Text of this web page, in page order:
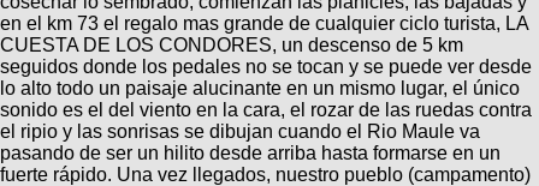
en el km 73 el regalo mas grande de cualquier ciclo turista, LA
CUESTA DE LOS CONDORES, un descenso de 5 km
seguidos donde los pedales no se tocan y se puede ver desde
lo alto todo un paisaje alucinante en un mismo lugar, el único
sonido es el del viento en la cara, el rozar de las ruedas contra
el ripio y las sonrisas se dibujan cuando el Rio Maule va
pasando de ser un hilito desde arriba hasta formarse en un
fuerte rápido. Una vez llegados, nuestro pueblo (campamento)